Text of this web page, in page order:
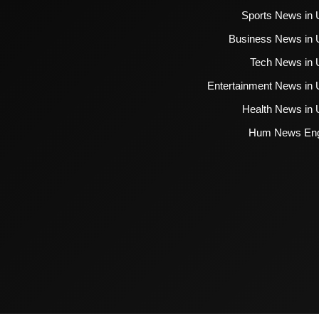
Sports News in
Business News in
Tech News in
Entertainment News in
Health News in
Hum News